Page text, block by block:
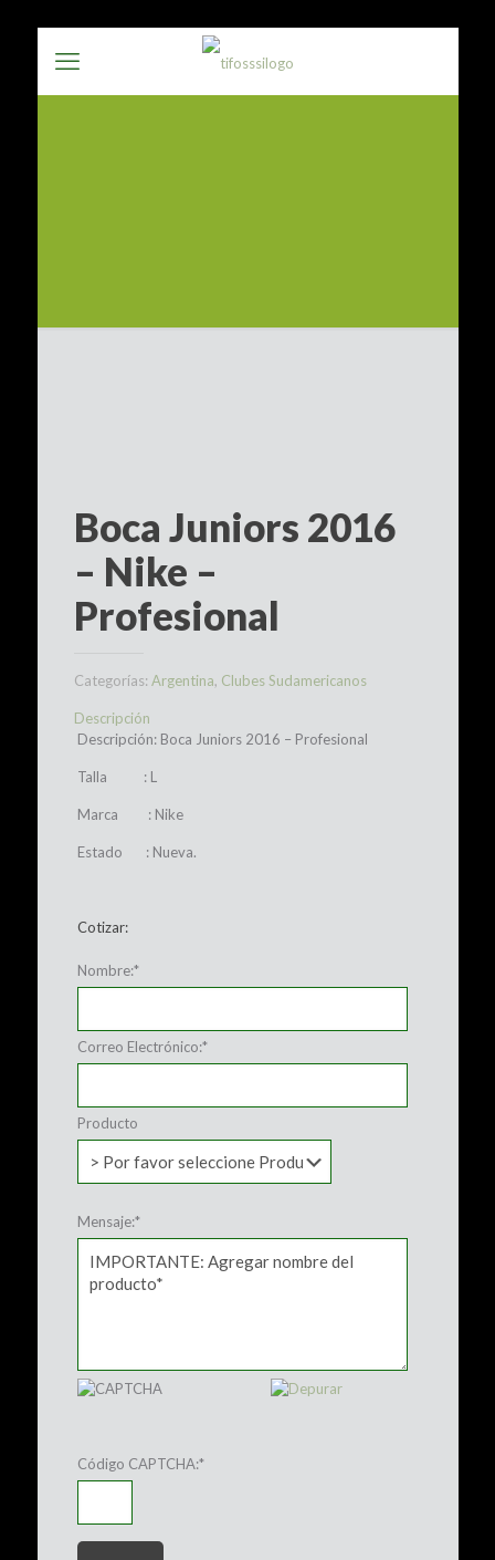
Boca Juniors 2016
– Nike –
Profesional
Categorías: Argentina, Clubes Sudamericanos
Descripción
Descripción: Boca Juniors 2016 – Profesional
Talla : L
Marca : Nike
Estado : Nueva.
Cotizar:
Nombre:*
Correo Electrónico:*
Producto
Mensaje:*
Código CAPTCHA:*